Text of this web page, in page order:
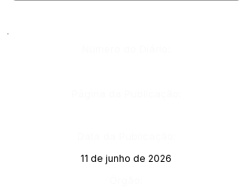
11 de junho de 2026